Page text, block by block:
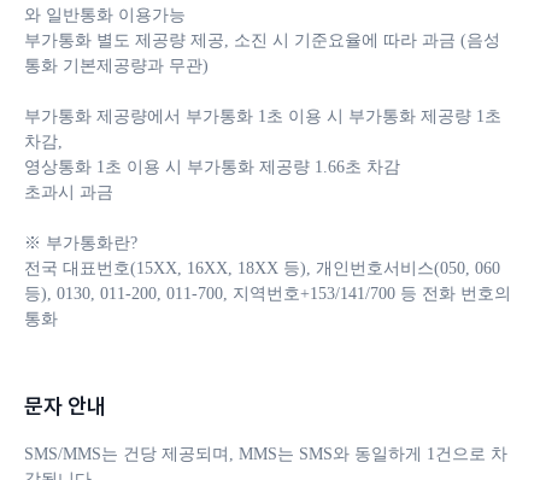
와 일반통화 이용가능
부가통화 별도 제공량 제공, 소진 시 기준요율에 따라 과금 (음성
통화 기본제공량과 무관)
부가통화 제공량에서 부가통화 1초 이용 시 부가통화 제공량 1초
차감,
영상통화 1초 이용 시 부가통화 제공량 1.66초 차감
초과시 과금
※ 부가통화란?
전국 대표번호(15XX, 16XX, 18XX 등), 개인번호서비스(050, 060
등), 0130, 011-200, 011-700, 지역번호+153/141/700 등 전화 번호의
통화
문자 안내
SMS/MMS는 건당 제공되며, MMS는 SMS와 동일하게 1건으로 차